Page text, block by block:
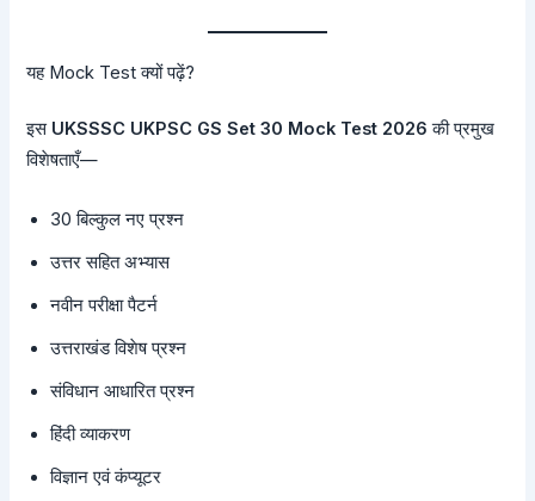
यह Mock Test क्यों पढ़ें?
इस UKSSSC UKPSC GS Set 30 Mock Test 2026 की प्रमुख
विशेषताएँ—
30 बिल्कुल नए प्रश्न
उत्तर सहित अभ्यास
नवीन परीक्षा पैटर्न
उत्तराखंड विशेष प्रश्न
संविधान आधारित प्रश्न
हिंदी व्याकरण
विज्ञान एवं कंप्यूटर